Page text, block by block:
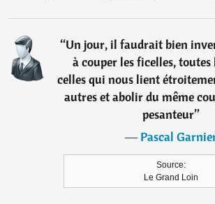
“Un jour, il faudrait bien
à couper les ficelles, toutes
celles qui nous lient
autres et abolir du même
pesanteur”
―Pascal
Source:
Le Grand Loin